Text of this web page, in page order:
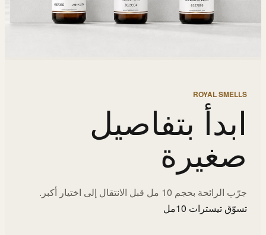
ROYAL SMELLS
ابدأ بتفاصيل
صغيرة
جرّب الرائحة بحجم 10 مل قبل الانتقال إلى اختيار أكبر.
تسوّق تيسترات 10مل